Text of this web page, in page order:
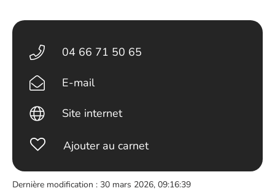
04 66 71 50 65
E-mail
Site internet
Ajouter au carnet
Dernière modification : 30 mars 2026, 09:16:39